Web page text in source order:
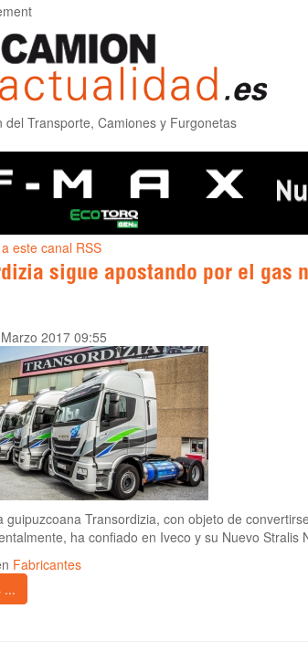
del Transporte, Camiones y Furgonetas
este canal RSS
sigue apostando por el gas
2017 09:55
guipuzcoana Transordizia, con objeto de
ha confiado en Iveco y su Nuevo Stralis
Fabricantes
...